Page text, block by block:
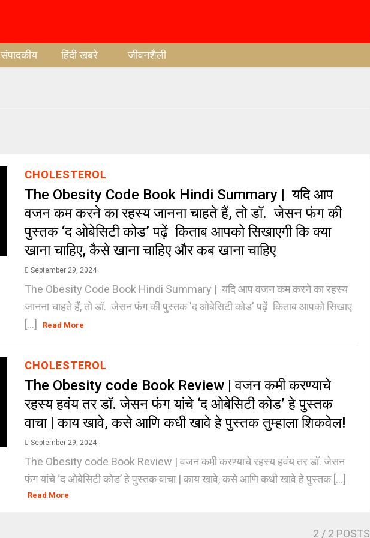
संपादकीय हिंदी खबरे जीवनशैली
CHOLESTEROL
The Obesity Code Book Hindi Summary | यदि आप
वजन कम करने का रहस्य जानना चाहते हैं, तो डॉ. जेसन फंग की
पुस्तक ‘द ओबेसिटी कोड’ पढ़ें किताब आपको सिखाएगी कि क्या
खाना चाहिए, कैसे खाना चाहिए और कब खाना चाहिए
September 29, 2024
The Obesity Code Book Hindi Summary | यदि आप वजन कम करने का रहस्य
जानना चाहते हैं, तो डॉ. जेसन फंग की पुस्तक 'द ओबेसिटी कोड' पढ़ें किताब आपको सिखाए
[...]
Read More
CHOLESTEROL
The Obesity code Book Review | वजन कमी करण्याचे
रहस्य हवंय तर डॉ. जेसन फंग यांचे ‘द ओबेसिटी कोड’ हे पुस्तक
वाचा | काय खावे, कसे आणि कधी खावे हे पुस्तक तुम्हाला शिकवेल!
September 29, 2024
The Obesity code Book Review | वजन कमी करण्याचे रहस्य हवंय तर डॉ. जेसन
फंग यांचे ‘द ओबेसिटी कोड’ हे पुस्तक वाचा | काय खावे, कसे आणि कधी खावे हे पुस्तक [...]
Read More
2 / 2 POSTS